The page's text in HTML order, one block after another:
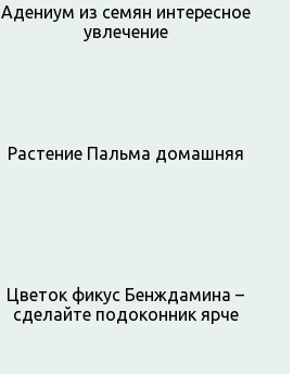
Адениум из семян интересное
увлечение
Растение Пальма домашняя
Цветок фикус Бенждамина –
сделайте подоконник ярче